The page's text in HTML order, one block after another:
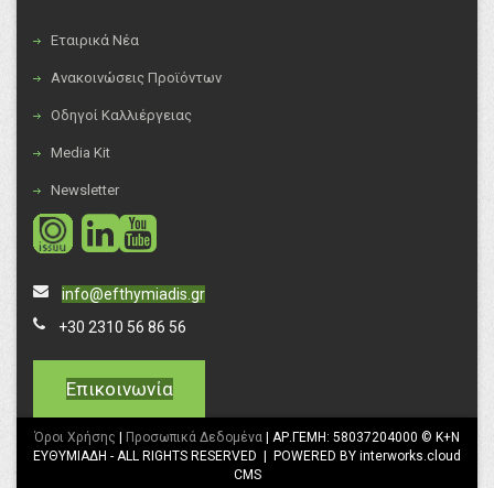
Εταιρικά Νέα
Ανακοινώσεις Προϊόντων
Οδηγοί Καλλιέργειας
Media Kit
Newsletter
social
social
info@efthymiadis.gr
+30 2310 56 86 56
Επικοινωνία
Όροι Χρήσης Προσωπικά Δεδομένα | ΑΡ.ΓΕΜΗ: 58037204000 © K+N
ΕΥΘΥΜΙΑΔΗ - ALL RIGHTS RESERVED | POWERED BY interworks.cloud
CMS